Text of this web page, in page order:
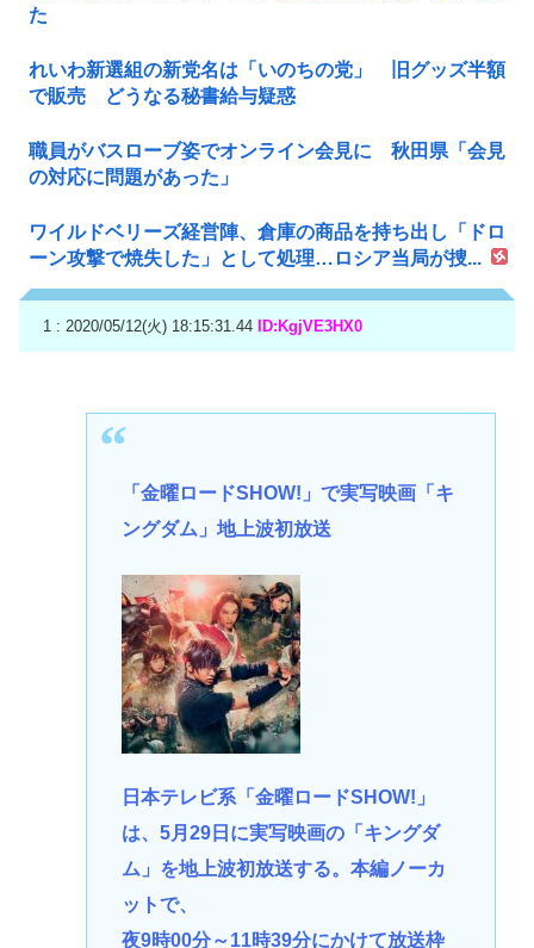
た
れいわ新選組の新党名は「いのちの党」 旧グッズ半額
で販売 どうなる秘書給与疑惑
職員がバスローブ姿でオンライン会見に 秋田県「会見
の対応に問題があった」
ワイルドベリーズ経営陣、倉庫の商品を持ち出し「ドロ
ーン攻撃で焼失した」として処理…ロシア当局が捜...
1 : 2020/05/12(火) 18:15:31.44 ID:KgjVE3HX0
「金曜ロードSHOW!」で実写映画「キ
ングダム」地上波初放送
日本テレビ系「金曜ロードSHOW!」
は、5月29日に実写映画の「キングダ
ム」を地上波初放送する。本編ノーカ
ットで、
夜9時00分～11時39分にかけて放送枠